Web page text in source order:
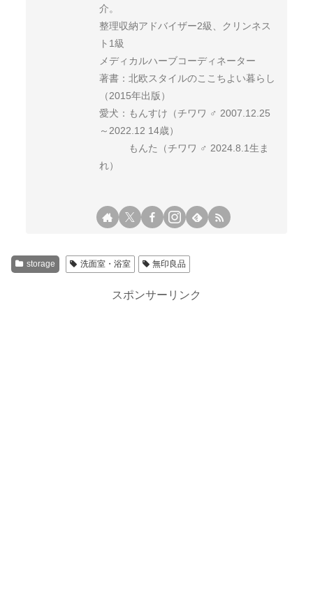
介。
整理収納アドバイザー2級、クリンネス
ト1級
メディカルハーブコーディネーター
著書：北欧スタイルのここちよい暮らし
（2015年出版）
愛犬：もんすけ（チワワ ♂ 2007.12.25
～2022.12 14歳）
もんた（チワワ ♂ 2024.8.1生ま
れ）
storage 洗面室・浴室 無印良品
スポンサーリンク